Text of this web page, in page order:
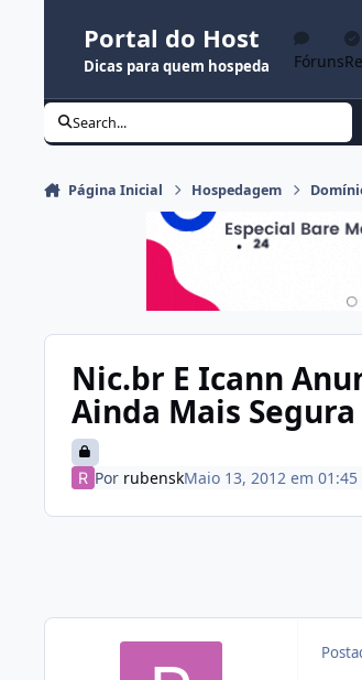
Portal do Host
Dicas para quem hospeda Fóruns
Search...
Página Inicial Hospedagem
Nic.br E Icann
Ainda Mais
Por rubenskMaio 13, 2012 em 01:45